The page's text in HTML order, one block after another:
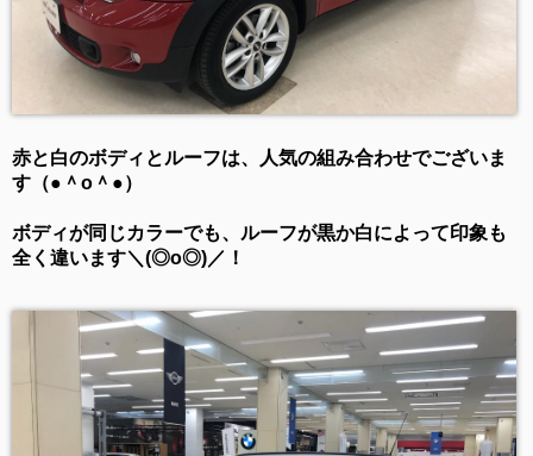
赤と白のボディとルーフは、人気の組み合わせでございま
す（●＾o＾●）
ボディが同じカラーでも、ルーフが黒か白によって印象も
全く違います＼(◎o◎)／！